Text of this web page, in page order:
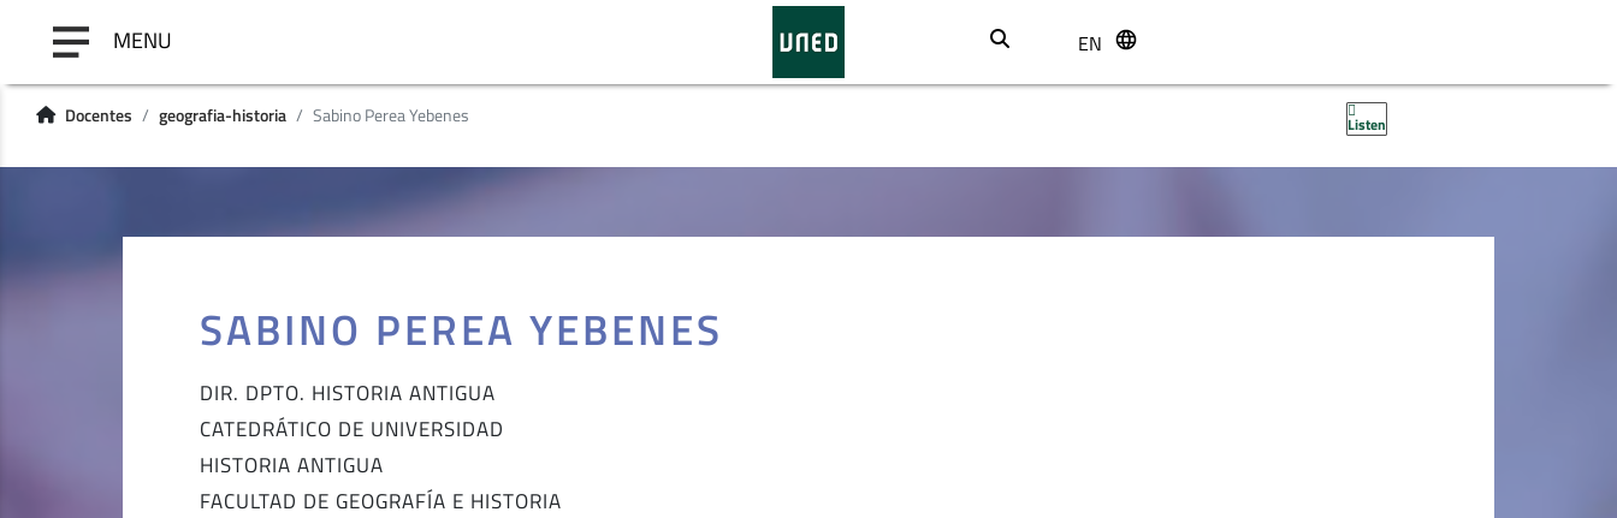
MENU BuscarEN
Docentes geografia-historia Sabino Perea Yebenes Listen
SABINO PEREA YEBENES
DIR. DPTO. HISTORIA ANTIGUA
CATEDRÁTICO DE UNIVERSIDAD
HISTORIA ANTIGUA
FACULTAD DE GEOGRAFÍA E HISTORIA